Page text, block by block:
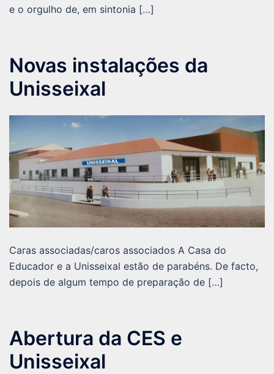
e o orgulho de, em sintonia […]
Novas instalações da
Unisseixal
Caras associadas/caros associados A Casa do
Educador e a Unisseixal estão de parabéns. De facto,
depois de algum tempo de preparação de […]
Abertura da CES e
Unisseixal